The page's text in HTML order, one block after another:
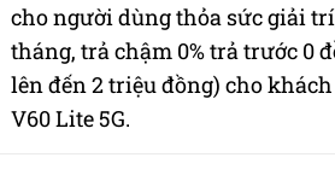
cho người dùng thỏa sức giải
tháng, trả chậm 0% trả trước 0
lên đến 2 triệu đồng) cho
V60 Lite 5G.